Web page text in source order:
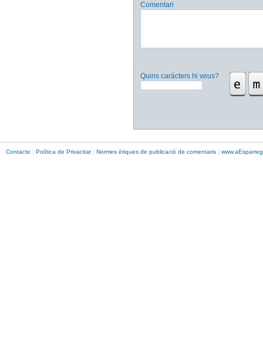
Comentari
Quins caràcters hi veus?
Contacte | Política de Privacitat | Normes ètiques de publicació de comentaris | www.